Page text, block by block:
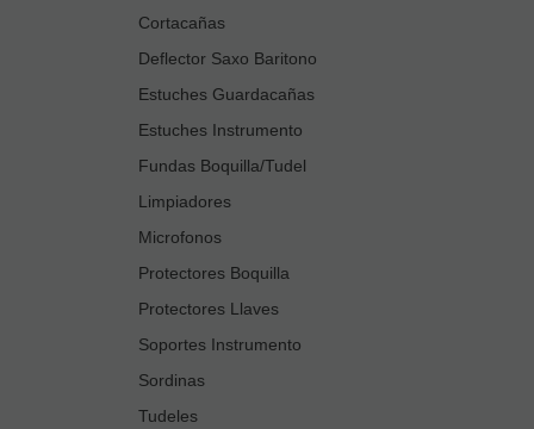
Cortacañas
Deflector Saxo Baritono
Estuches Guardacañas
Estuches Instrumento
Fundas Boquilla/Tudel
Limpiadores
Microfonos
Protectores Boquilla
Protectores Llaves
Soportes Instrumento
Sordinas
Tudeles